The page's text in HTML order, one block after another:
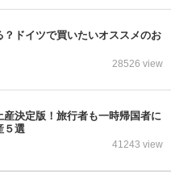
？ドイツで買いたいオススメのお
28526 view
決定版！旅行者も一時帰国者に
５選
41243 view